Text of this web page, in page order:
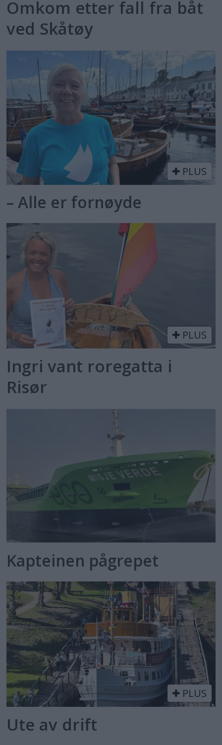
Omkom etter fall fra båt
ved Skåtøy
PLUS
– Alle er fornøyde
PLUS
Ingri vant roregatta i
Risør
Kapteinen pågrepet
PLUS
Ute av drift